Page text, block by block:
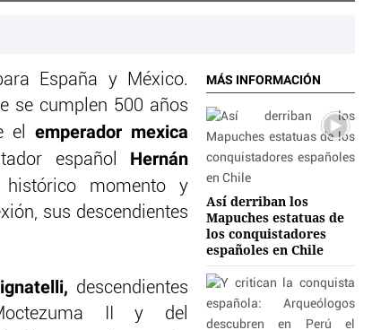
MÁS INFORMACIÓN
Así derriban los
Mapuches estatuas de
los conquistadores
españoles en Chile
España y México.
se cumplen 500 años
el emperador mexica
español Hernán
momento y
sus descendientes
descendientes
II y del